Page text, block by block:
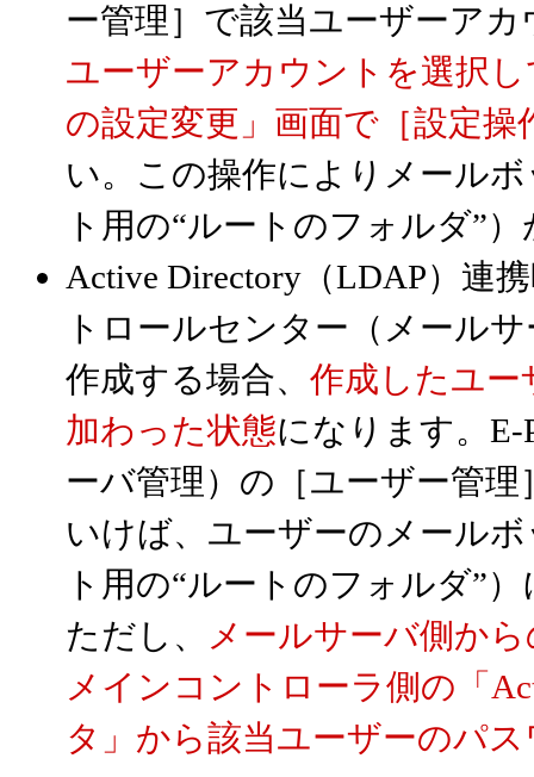
ー管理］で該当ユーザーア
ユーザーアカウントを選択
の設定変更」画面で［設定
い。この操作によりメール
ト用の“ルートのフォルダ”
Active Directory（LDAP）連
トロールセンター（メール
作成する場合、 作成したユー
加わった状態になります。
ーバ管理）の［ユーザー管
いけば、ユーザーのメール
ト用の“ルートのフォルダ”
ただし、
メールサーバ側か
メインコントローラ側の「
タ」から該当ユーザーのパ